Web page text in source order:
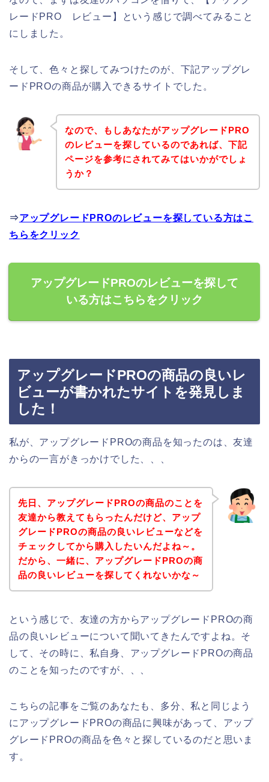
レードPRO レビュー】という感じで調べてみること
にしました。
そして、色々と探してみつけたのが、下記アップグレ
ードPROの商品が購入できるサイトでした。
なので、もしあなたがアップグレードPRO
のレビューを探しているのであれば、下記
ページを参考にされてみてはいかがでしょ
うか？
⇒アップグレードPROのレビューを探している方はこ
ちらをクリック
アップグレードPROのレビューを探して
いる方はこちらをクリック
アップグレードPROの商品の良いレ
ビューが書かれたサイトを発見しま
した！
私が、アップグレードPROの商品を知ったのは、友達
からの一言がきっかけでした、、、
先日、アップグレードPROの商品のことを
友達から教えてもらったんだけど、アップ
グレードPROの商品の良いレビューなどを
チェックしてから購入したいんだよね～。
だから、一緒に、アップグレードPROの商
品の良いレビューを探してくれないかな～
という感じで、友達の方からアップグレードPROの商
品の良いレビューについて聞いてきたんですよね。そ
して、その時に、私自身、アップグレードPROの商品
のことを知ったのですが、、、
こちらの記事をご覧のあなたも、多分、私と同じよう
にアップグレードPROの商品に興味があって、アップ
グレードPROの商品を色々と探しているのだと思いま
す。